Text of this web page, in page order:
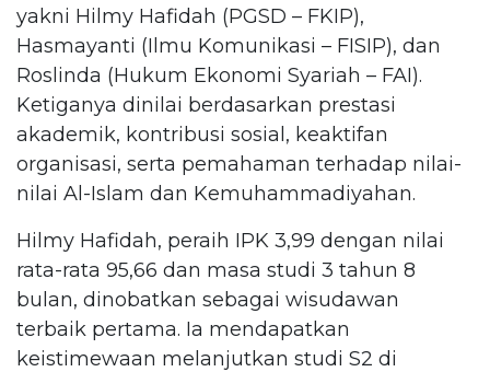
yakni Hilmy Hafidah (PGSD – FKIP),
Hasmayanti (Ilmu Komunikasi – FISIP), dan
Roslinda (Hukum Ekonomi Syariah – FAI).
Ketiganya dinilai berdasarkan prestasi
akademik, kontribusi sosial, keaktifan
organisasi, serta pemahaman terhadap nilai-
nilai Al-Islam dan Kemuhammadiyahan.
Hilmy Hafidah, peraih IPK 3,99 dengan nilai
rata-rata 95,66 dan masa studi 3 tahun 8
bulan, dinobatkan sebagai wisudawan
terbaik pertama. Ia mendapatkan
keistimewaan melanjutkan studi S2 di